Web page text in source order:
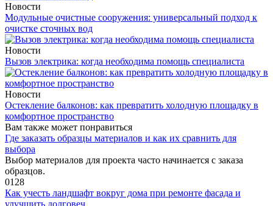
Новости
Модульные очистные сооружения: универсальный подход к
очистке сточных вод
Новости
Вызов электрика: когда необходима помощь специалиста
Новости
Остекление балконов: как превратить холодную площадку в
комфортное пространство
Вам также может понравиться
Где заказать образцы материалов и как их сравнить для
выбора
Выбор материалов для проекта часто начинается с заказа
образцов.
0128
Как учесть ландшафт вокруг дома при ремонте фасада и
улучшить долговеч